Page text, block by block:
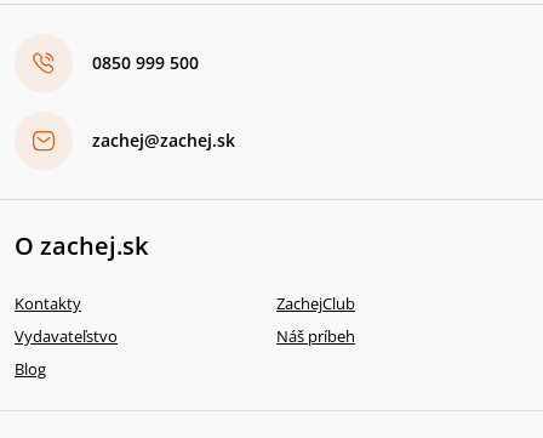
0850 999 500
zachej@zachej.sk
O zachej.sk
Kontakty
ZachejClub
Vydavateľstvo
Náš príbeh
Blog